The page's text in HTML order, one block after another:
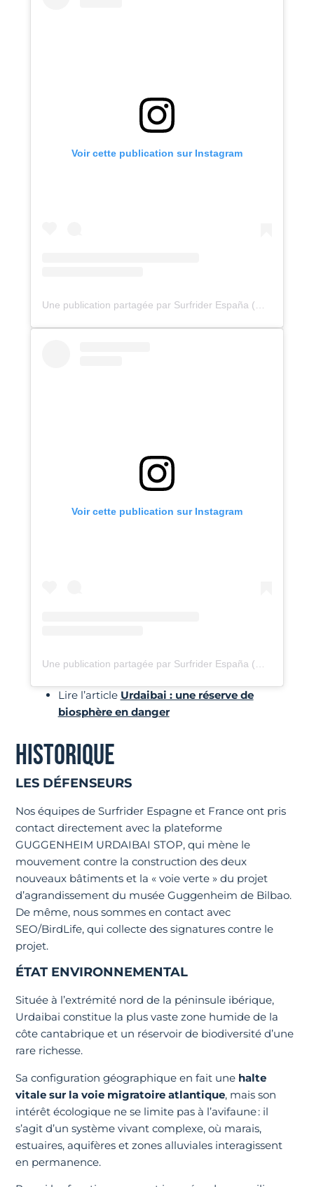
Voir cette publication sur Instagram
Une publication partagée par Surfrider España (@surfriderespana)
Voir cette publication sur Instagram
Lire l’article Urdaibai : une réserve de
biosphère en danger
HISTORIQUE
LES DÉFENSEURS
Nos équipes de Surfrider Espagne et France ont pris
contact directement avec la plateforme
GUGGENHEIM URDAIBAI STOP, qui mène le
mouvement contre la construction des deux
nouveaux bâtiments et la « voie verte » du projet
d’agrandissement du musée Guggenheim de Bilbao.
De même, nous sommes en contact avec
SEO/BirdLife, qui collecte des signatures contre le
projet.
ÉTAT ENVIRONNEMENTAL
Située à l’extrémité nord de la péninsule ibérique,
Urdaibai constitue la plus vaste zone humide de la
côte cantabrique et un réservoir de biodiversité d’une
rare richesse.
Sa configuration géographique en fait une halte
vitale sur la voie migratoire atlantique, mais son
intérêt écologique ne se limite pas à l’avifaune : il
s’agit d’un système vivant complexe, où marais,
estuaires, aquifères et zones alluviales interagissent
en permanence.